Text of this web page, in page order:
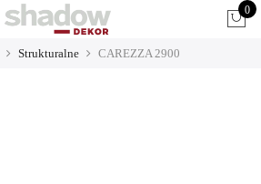
0
Strukturalne CAREZZA 2900